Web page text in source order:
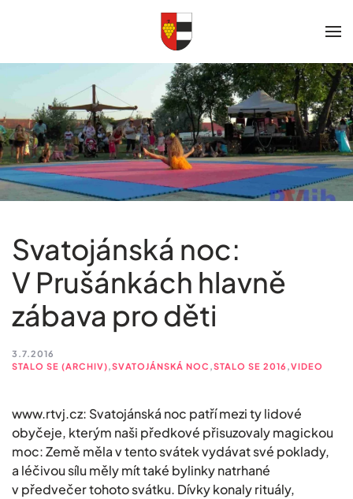
Svatojánská noc:
V Prušánkách hlavně
zábava pro děti
3.7.2016
STALO SE (ARCHIV),SVATOJÁNSKÁ NOC ,STALO SE 2016 ,VIDEO
www.rtvj.cz: Svatojánská noc patří mezi ty lidové
obyčeje, kterým naši předkové přisuzovaly magickou
moc: Země měla v tento svátek vydávat své poklady,
a léčivou sílu měly mít také bylinky natrhané
v předvečer tohoto svátku. Dívky konaly rituály,